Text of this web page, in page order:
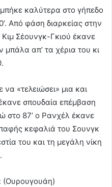
καλύτερα στο γήπεδο
Από φάση διαρκείας στην
Σέουνγκ-Γκιού έκανε
απ’ τα χέρια του κι
«τελειώσει» μια και
σπουδαία επέμβαση
στο 87’ ο Ρανχέλ έκανε
κεφαλιά του Σουνγκ
του και τη μεγάλη νίκη
(Ουρουγουάη)